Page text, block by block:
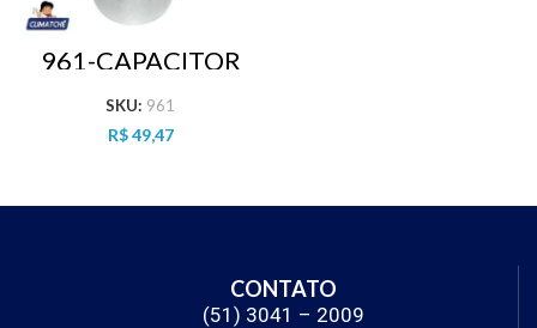
961-CAPACITOR
35+2.5 MFD 380
VAC DUPLO
SKU: 961
R$49,47
CONTATO
(51) 3041 – 2009